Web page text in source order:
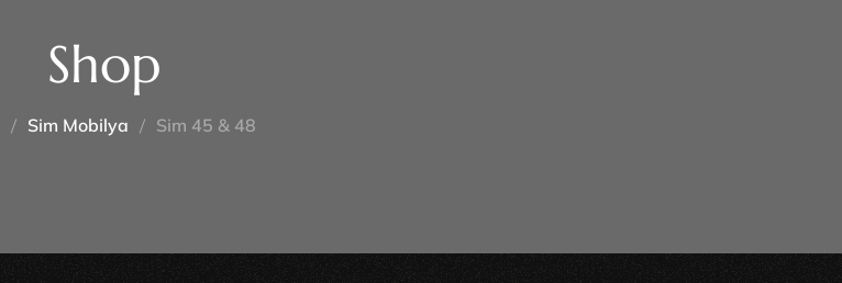
Shop
Sim Mobilya Sim 45 & 48